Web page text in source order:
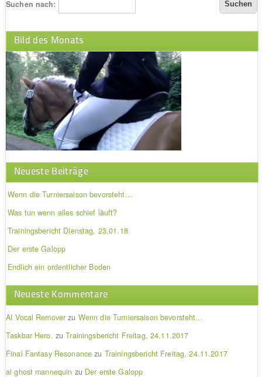
Suchen nach:
Bild des Monats
Neueste Beiträge
Wenn die Turniersaison bevorsteht…
Was tun wenn alles schief läuft?
Trainingsbericht Dienstag, 23.01.18
Der erste Galopp
Endlich ein ordentlicher Boden
Neueste Kommentare
AI Vocal Remover zu Wenn die Turniersaison bevorsteht…
Taskbar Hero. zuTrainingsbericht Freitag, 24.11.2017
Final Fantasy Resonance zu Trainingsbericht Freitag, 24.11.2017
ai ghost mannequin zu Der erste Galopp